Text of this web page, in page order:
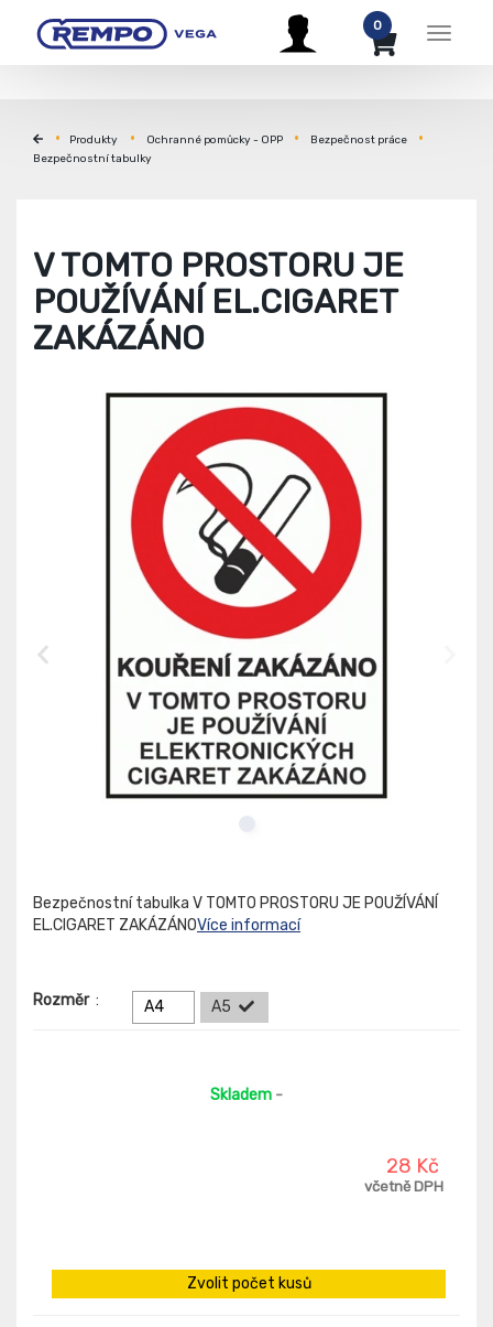
Menu
0
Produkty Ochranné pomůcky - OPP
Bezpečnost práce
Bezpečnostní tabulky
V TOMTO PROSTORU JE
POUŽÍVÁNÍ EL.CIGARET
ZAKÁZÁNO
Bezpečnostní tabulka V TOMTO PROSTORU JE POUŽÍVÁNÍ
EL.CIGARET ZAKÁZÁNOVíce informací
Rozměr : A4 A5
Skladem -
28 Kč
včetně DPH
Zvolit počet kusů